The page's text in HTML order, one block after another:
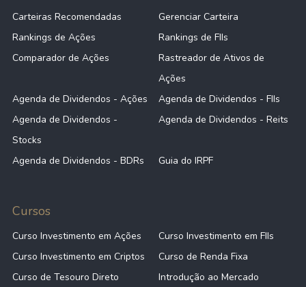
Carteiras Recomendadas
Gerenciar Carteira
Rankings de Ações
Rankings de FIIs
Comparador de Ações
Rastreador de Ativos de
Ações
Agenda de Dividendos - Ações
Agenda de Dividendos - FIIs
Agenda de Dividendos -
Stocks
Agenda de Dividendos - Reits
Agenda de Dividendos - BDRs Guia do IRPF
Cursos
Curso Investimento em Ações
Curso Investimento em FIIs
Curso Investimento em Criptos
Curso de Renda Fixa
Curso de Tesouro Direto
Introdução ao Mercado